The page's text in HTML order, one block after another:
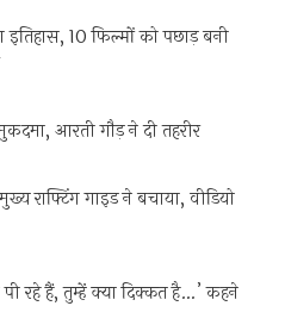
10 फिल्मों को पछाड़ बनी
आरती गौड़ ने दी तहरीर
राफ्टिंग गाइड ने बचाया, वीडियो
रहे हैं, तुम्हें क्या दिक्कत है…’ कहने